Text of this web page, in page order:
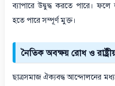
ব্যাপারে উদ্বুদ্ধ করতে পারে।
হতে পারে সম্পূর্ণ মুক্ত।
নৈতিক অবক্ষয় রোধ ও
ছাত্রসমাজ ঐক্যবদ্ধ আন্দোলনের মধ্য